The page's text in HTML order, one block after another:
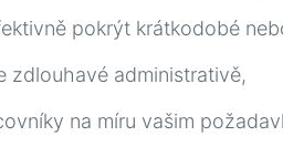
pokrýt krátkodobé
zdlouhavé administrativě,
na míru vašim